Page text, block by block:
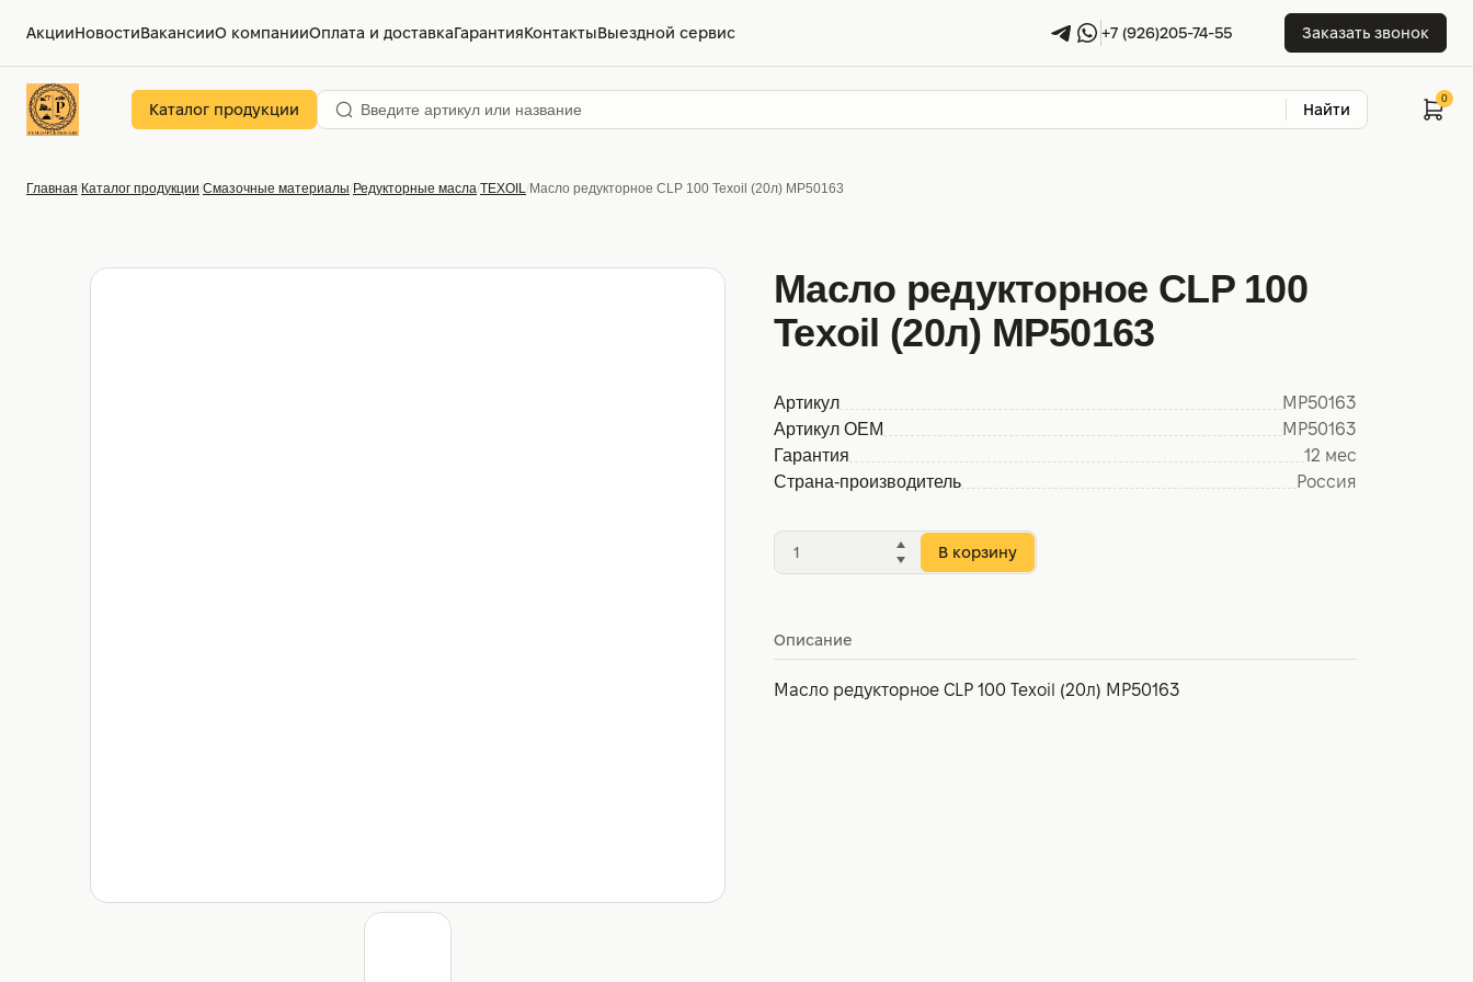
АкцииНовостиВакансииО компанииОплата и доставкаГарантияКонтактыВыездной сервис +7 (926)205-74-55 Заказать звонок
Каталог продукции Найти
Главная Каталог продукции Смазочные материалы Редукторные масла TEXOIL Масло редукторное CLP 100 Texoil (20л) MP50163
Масло редукторное CLP 100
Texoil (20л) MP50163
Артикул
MP50163
Артикул OEM
MP50163
Гарантия
12 мес
Страна-производитель
Россия
В корзину
Описание
Масло редукторное CLP 100 Texoil (20л) MP50163